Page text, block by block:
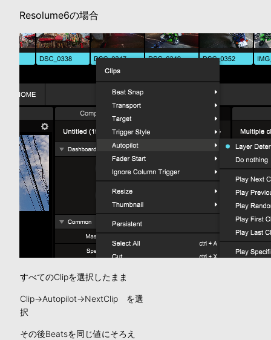
Resolume6の場合
すべてのClipを選択したまま
Clip→Autopilot→NextClip を選
択
その後Beatsを同じ値にそろえ